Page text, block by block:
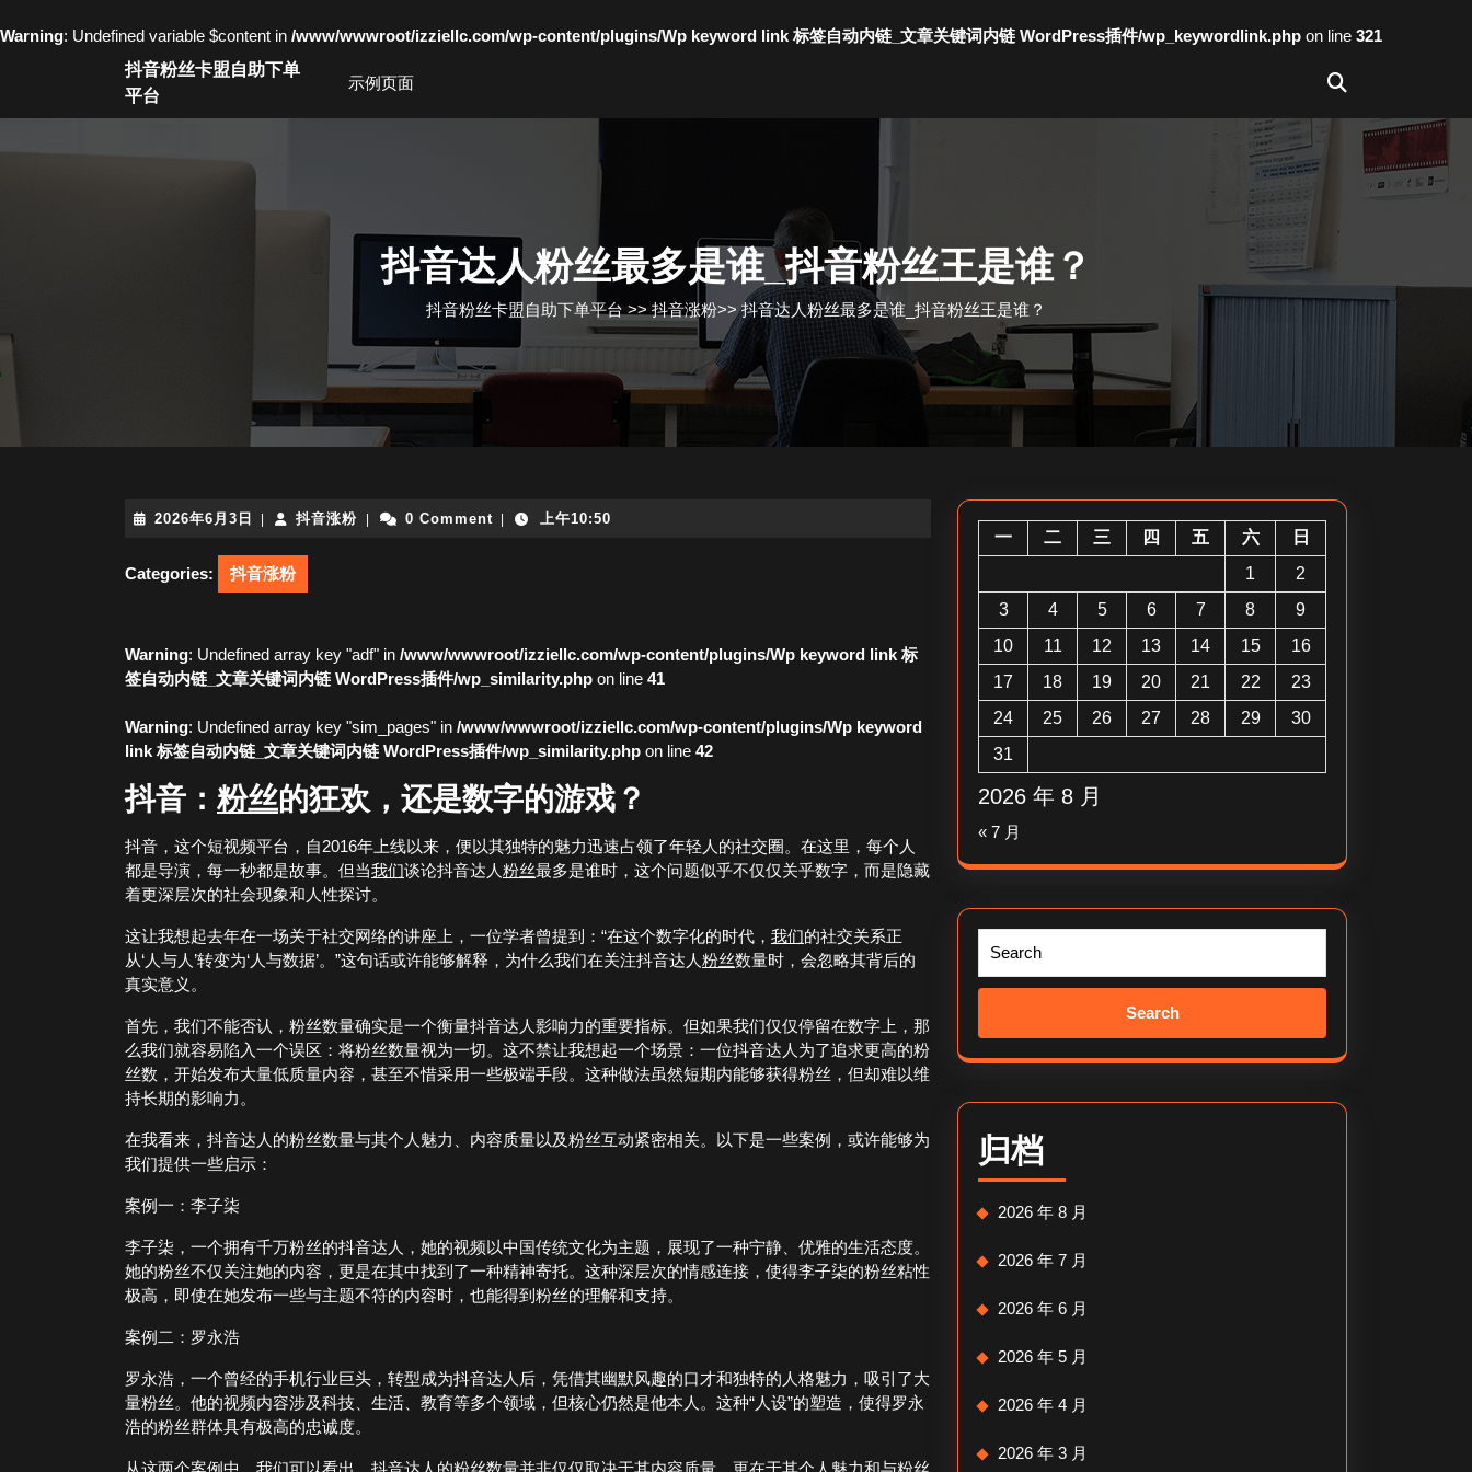
Warning: Undefined variable $content in /www/wwwroot/izziellc.com/wp-content/plugins/Wp keyword link 标签自动内链_文章关键词内链 WordPress插件/wp_keywordlink.php on line 321
抖音粉丝卡盟自助下单
平台
示例页面
抖音达人粉丝最多是谁_抖音粉丝王是谁？
抖音粉丝卡盟自助下单平台 >> 抖音涨粉>>抖音达人粉丝最多是谁_抖音粉丝王是谁？
2026年6月3日
2026
6
月
抖音涨粉 抖
0 Comment 上午10:50
Categories: 抖音涨粉
Warning: Undefined array key "adf" in /www/wwwroot/izziellc.com/wp-content/plugins/Wp keyword link 标
签自动内链_文章关键词内链 WordPress插件/wp_similarity.php on line 41
Warning: Undefined array key "sim_pages" in /www/wwwroot/izziellc.com/wp-content/plugins/Wp keyword
link 标签自动内链_文章关键词内链 WordPress插件/wp_similarity.php on line 42
抖音： 粉丝的狂欢，还是数字的游戏？
抖音，这个短视频平台，自2016年上线以来，便以其独特的魅力迅速占领了年轻人的社交圈。在这里，每个人
都是导演，每一秒都是故事。但当我们谈论抖音达人粉丝最多是谁时，这个问题似乎不仅仅关乎数字，而是隐藏
着更深层次的社会现象和人性探讨。
这让我想起去年在一场关于社交网络的讲座上，一位学者曾提到：“在这个数字化的时代， 我们的社交关系正
从‘人与人’转变为‘人与数据’。”这句话或许能够解释，为什么我们在关注抖音达人粉丝数量时，会忽略其背后的
真实意义。
首先，我们不能否认，粉丝数量确实是一个衡量抖音达人影响力的重要指标。但如果我们仅仅停留在数字上，那
么我们就容易陷入一个误区：将粉丝数量视为一切。这不禁让我想起一个场景：一位抖音达人为了追求更高的粉
丝数，开始发布大量低质量内容，甚至不惜采用一些极端手段。这种做法虽然短期内能够获得粉丝，但却难以维
持长期的影响力。
在我看来，抖音达人的粉丝数量与其个人魅力、内容质量以及粉丝互动紧密相关。以下是一些案例，或许能够为
我们提供一些启示：
案例一：李子柒
李子柒，一个拥有千万粉丝的抖音达人，她的视频以中国传统文化为主题，展现了一种宁静、优雅的生活态度。
她的粉丝不仅关注她的内容，更是在其中找到了一种精神寄托。这种深层次的情感连接，使得李子柒的粉丝粘性
极高，即使在她发布一些与主题不符的内容时，也能得到粉丝的理解和支持。
案例二：罗永浩
罗永浩，一个曾经的手机行业巨头，转型成为抖音达人后，凭借其幽默风趣的口才和独特的人格魅力，吸引了大
量粉丝。他的视频内容涉及科技、生活、教育等多个领域，但核心仍然是他本人。这种“人设”的塑造，使得罗永
浩的粉丝群体具有极高的忠诚度。
从这两个案例中，我们可以看出，抖音达人的粉丝数量并非仅仅取决于其内容质量，更在于其个人魅力和与粉丝
2026 年 8 月
一 二 三 四 五 六
日
1
2
3
4 5 6 7 8
9
10
11 12 13 14 15
16
17
18 19 20 21 22
23
24
25 26 27 28 29
30
31
« 7 月
Search
归档
2026 年 8 月
2026 年 7 月
2026 年 6 月
2026 年 5 月
2026 年 4 月
2026 年 3 月